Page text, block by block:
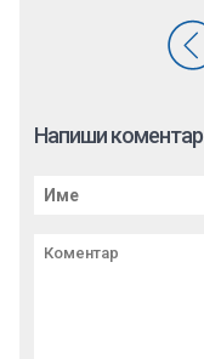
Напиши коментар